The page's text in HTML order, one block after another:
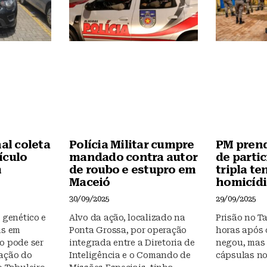
coleta
e
em
pode ser
do
Polícia Militar cumpre
mandado contra autor
de roubo e estupro em
Maceió
30/09/2025
Alvo da ação, localizado na
Ponta Grossa, por operação
integrada entre a Diretoria de
Inteligência e o Comando de
PM
de
tripla
29/09/2025
Prisão no
horas após
negou,
cápsulas